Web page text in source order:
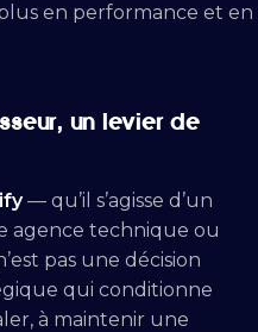
en performance et en
un levier de
— qu’il s’agisse d’un
agence technique ou
pas une décision
qui conditionne
à maintenir une